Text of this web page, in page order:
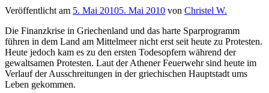
Veröffentlicht am 5. Mai 20105. Mai 2010 von Christel W.
Die Finanzkrise in Griechenland und das harte Sparprogramm
führen in dem Land am Mittelmeer nicht erst seit heute zu Protesten.
Heute jedoch kam es zu den ersten Todesopfern während der
gewaltsamen Protesten. Laut der Athener Feuerwehr sind heute im
Verlauf der Ausschreitungen in der griechischen Hauptstadt ums
Leben gekommen.